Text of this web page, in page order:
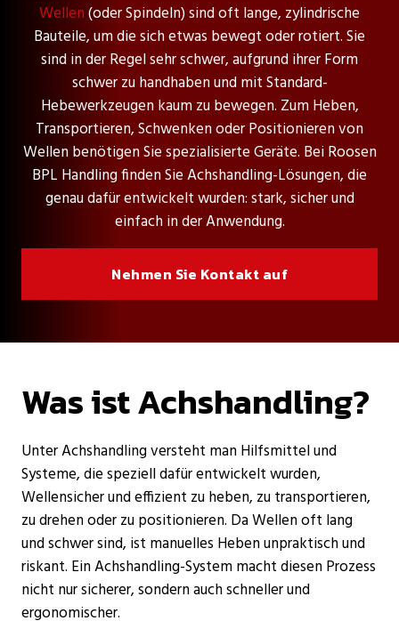
Wellen(oder Spindeln) sind oft lange, zylindrische
Bauteile, um die sich etwas bewegt oder rotiert. Sie
sind in der Regel sehr schwer, aufgrund ihrer Form
schwer zu handhaben und mit Standard-
Hebewerkzeugen kaum zu bewegen. Zum Heben,
Transportieren, Schwenken oder Positionieren von
Wellen benötigen Sie spezialisierte Geräte. Bei Roosen
BPL Handling finden Sie Achshandling-Lösungen, die
genau dafür entwickelt wurden: stark, sicher und
einfach in der Anwendung.
Nehmen Sie Kontakt auf
Was ist Achshandling?
Unter Achshandling versteht man Hilfsmittel und
Systeme, die speziell dafür entwickelt wurden,
Wellensicher und effizient zu heben, zu transportieren,
zu drehen oder zu positionieren. Da Wellen oft lang
und schwer sind, ist manuelles Heben unpraktisch und
riskant. Ein Achshandling-System macht diesen Prozess
nicht nur sicherer, sondern auch schneller und
ergonomischer.